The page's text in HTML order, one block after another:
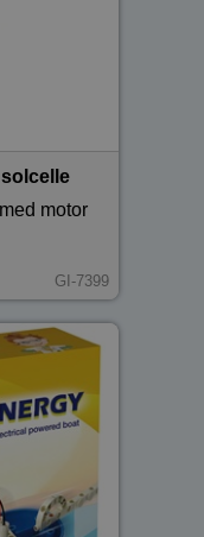
motor
GI-7399